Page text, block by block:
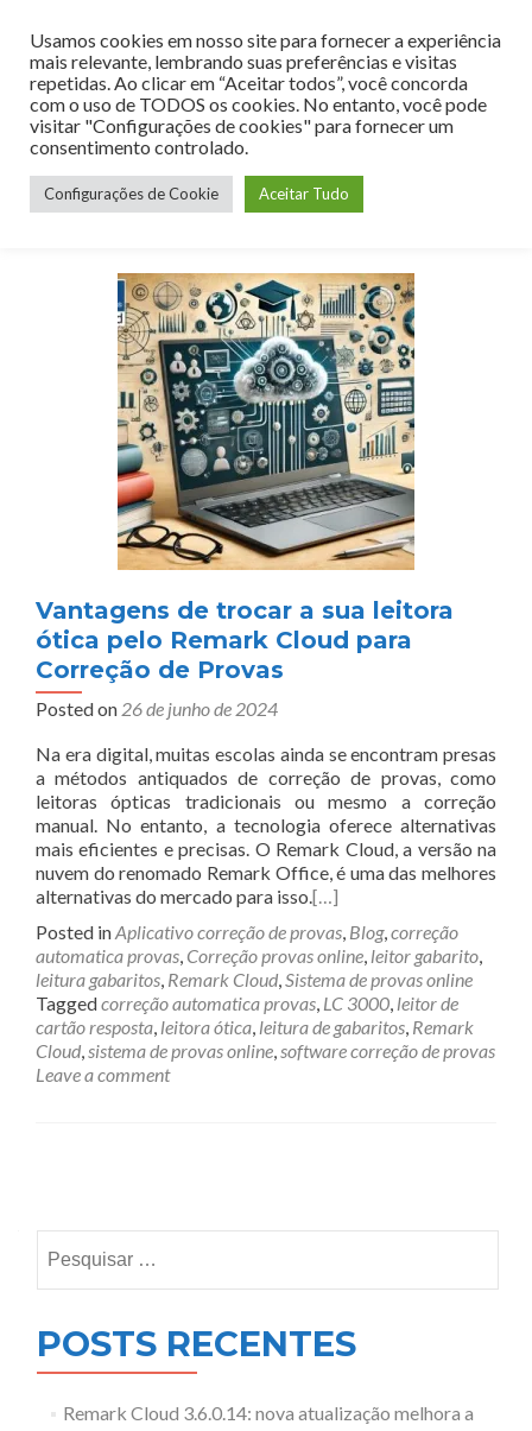
MENU
Dia:26 de junho de 2024
Vantagens de trocar a sua leitora
ótica pelo Remark Cloud para
Correção de Provas
Posted on 26 de junho de 2024
Na era digital, muitas escolas ainda se encontram presas
a métodos antiquados de correção de provas, como
leitoras ópticas tradicionais ou mesmo a correção
manual. No entanto, a tecnologia oferece alternativas
mais eficientes e precisas. O Remark Cloud, a versão na
nuvem do renomado Remark Office, é uma das melhores
alternativas do mercado para isso.[…]
Posted inAplicativo correção de provas, Blog,correção
automatica provas, Correção provas online, leitor gabarito,
leitura gabaritos, Remark Cloud,Sistema de provas online
Taggedcorreção automatica provas, LC 3000, leitor de
cartão resposta, leitora ótica, leitura de gabaritos, Remark
Cloud,sistema de provas online,software correção de provas
Leave a comment
navigation
por:
POSTS RECENTES
Remark Cloud 3.6.0.14: nova atualização melhora a
Usamos cookies em nosso site para fornecer a experiência
mais relevante, lembrando suas preferências e visitas
repetidas. Ao clicar em “Aceitar todos”, você concorda
com o uso de TODOS os cookies. No entanto, você pode
visitar "Configurações de cookies" para fornecer um
consentimento controlado.
Configurações de Cookie Aceitar Tudo